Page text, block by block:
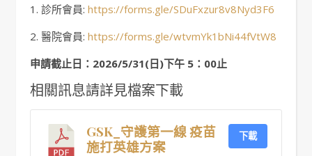
1. 診所會員: https://forms.gle/SDuFxzur8v8Nyd3F6
2. 醫院會員: https://forms.gle/wtvmYk1bNi44fVtW8
申請截止日： 2026/5/31(日)下午 5 ： 00止
相關訊息請詳見檔案下載
GSK_守護第一線 疫苗
施打英雄方案
下載